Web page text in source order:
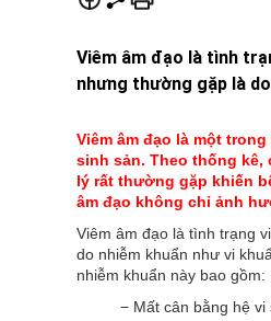
Viêm âm đạo là tình
nhưng thường gặp là
Viêm âm đạo là một
sinh sản. Theo thống kê,
lý rất thường gặp khiến
âm đạo không chỉ ảnh
Viêm âm đạo là tình trạng
do nhiễm khuẩn như vi
nhiễm khuẩn này bao gồm:
− Mất cân bằng hệ